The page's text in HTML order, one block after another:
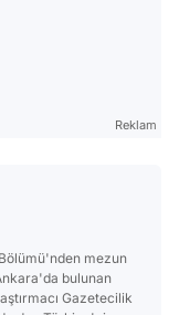
Reklam
mezun
bulunan
Gazetecilik